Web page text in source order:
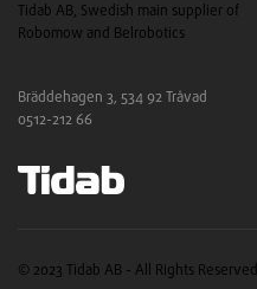
Tidab AB, Swedish main supplier of
Robomow and Belrobotics
Bräddehagen 3, 534 92 Tråvad
0512-212 66
© 2023 Tidab AB - All Rights Reserved